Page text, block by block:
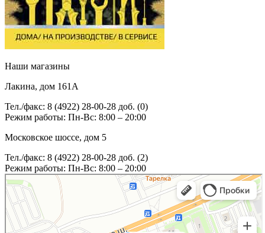
Наши магазины
Лакина, дом 161А
Тел./факс: 8 (4922) 28-00-28 доб. (0)
Режим работы: Пн-Вс: 8:00 – 20:00
Московское шоссе, дом 5
Тел./факс: 8 (4922) 28-00-28 доб. (2)
Режим работы: Пн-Вс: 8:00 – 20:00